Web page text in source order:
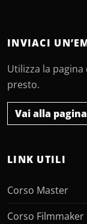
INVIACI
Utilizza la
presto.
Vai alla
LINK UTILI
Corso Master
Corso Filmmaker